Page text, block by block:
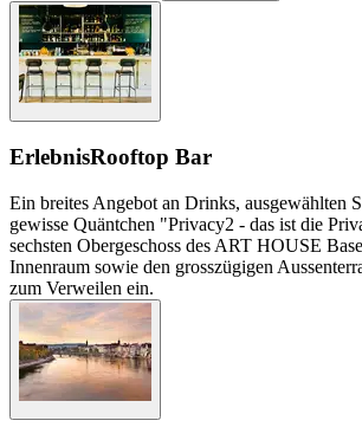
ErlebnisRooftop Bar
Ein breites Angebot an Drinks, ausgewählten
gewisse Quäntchen "Privacy2 - das ist die
sechsten Obergeschoss des ART HOUSE
Innenraum sowie den grosszügigen
zum Verweilen ein.